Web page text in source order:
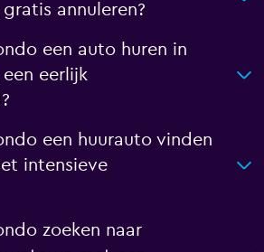
annuleren?
een auto huren in
eerlijk
een huurauto vinden
intensieve
zoeken naar